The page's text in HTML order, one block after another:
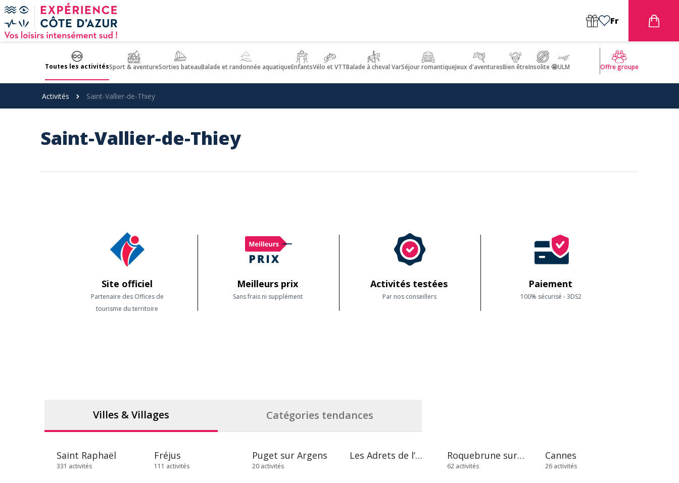
Panneau de gestion des cookies
Fr
Toutes les activitésSport & aventureSorties bateauBalade et randonnée aquatiqueEnfantsVélo et VTTBalade à cheval VarSéjour romantiqueJeux d'aventuresBien êtreInsolite 🤩ULM Offre groupe
Activités Saint-Vallier-de-Thiey
Saint-Vallier-de-Thiey
Site officiel
Partenaire des Offices de
tourisme du territoire
Meilleurs prix
Sans frais ni supplément
Activités testées
Par nos conseillers
Paiement
100% sécurisé - 3DS2
Villes & Villages Catégories tendances
Saint Raphaël
331 activités
Fréjus
111 activités
Puget sur Argens
20 activités
Les Adrets de l’Estérel Roquebrune sur Argens
62 activités
Cannes
26 activités